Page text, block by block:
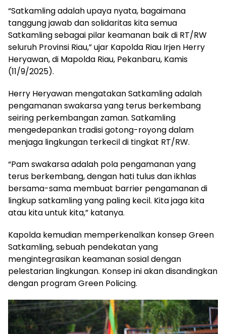
“Satkamling adalah upaya nyata, bagaimana
tanggung jawab dan solidaritas kita semua
Satkamling sebagai pilar keamanan baik di RT/RW
seluruh Provinsi Riau,” ujar Kapolda Riau Irjen Herry
Heryawan, di Mapolda Riau, Pekanbaru, Kamis
(11/9/2025).
Herry Heryawan mengatakan Satkamling adalah
pengamanan swakarsa yang terus berkembang
seiring perkembangan zaman. Satkamling
mengedepankan tradisi gotong-royong dalam
menjaga lingkungan terkecil di tingkat RT/RW.
“Pam swakarsa adalah pola pengamanan yang
terus berkembang, dengan hati tulus dan ikhlas
bersama-sama membuat barrier pengamanan di
lingkup satkamling yang paling kecil. Kita jaga kita
atau kita untuk kita,” katanya.
Kapolda kemudian memperkenalkan konsep Green
Satkamling, sebuah pendekatan yang
mengintegrasikan keamanan sosial dengan
pelestarian lingkungan. Konsep ini akan disandingkan
dengan program Green Policing.